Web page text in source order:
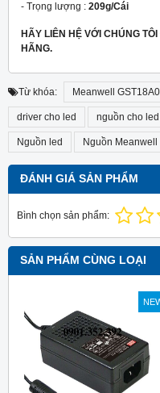
- Trọng lượng : 209g/Cái
HÃY LIÊN HỆ VỚI CHÚNG
HÃNG.
Từ khóa: Meanwell
driver cho led nguồn cho led
Nguồn led Nguồn Meanwell
ĐÁNH GIÁ SẢN PHẨM
Bình chọn sản phẩm:
SẢN PHẨM CÙNG LOẠI